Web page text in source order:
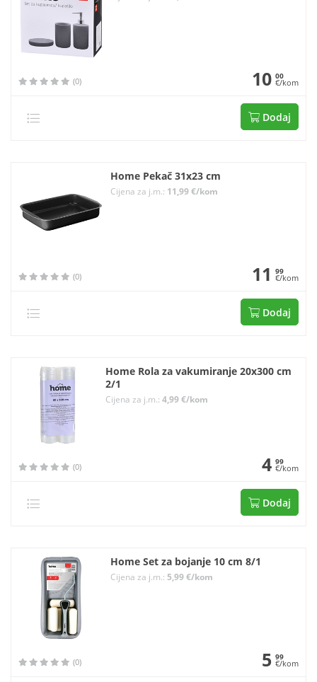
(0) 10 00
€/kom
Dodaj
Home Pekač 31x23 cm
Cijena za j.m.: 11,99 €/kom
(0) 11 99
€/kom
Dodaj
Home Rola za vakumiranje 20x300 cm
2/1
Cijena za j.m.:4,99 €/kom
(0) 4 99
€/kom
Dodaj
Home Set za bojanje 10 cm 8/1
Cijena za j.m.: 5,99 €/kom
(0) 5 99
€/kom